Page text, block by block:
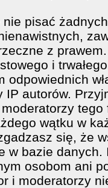
pisać
z
i
odpowiednich
IP autorów.
wątku w
się, że
w bazie
osobom ani
i moderatorzy